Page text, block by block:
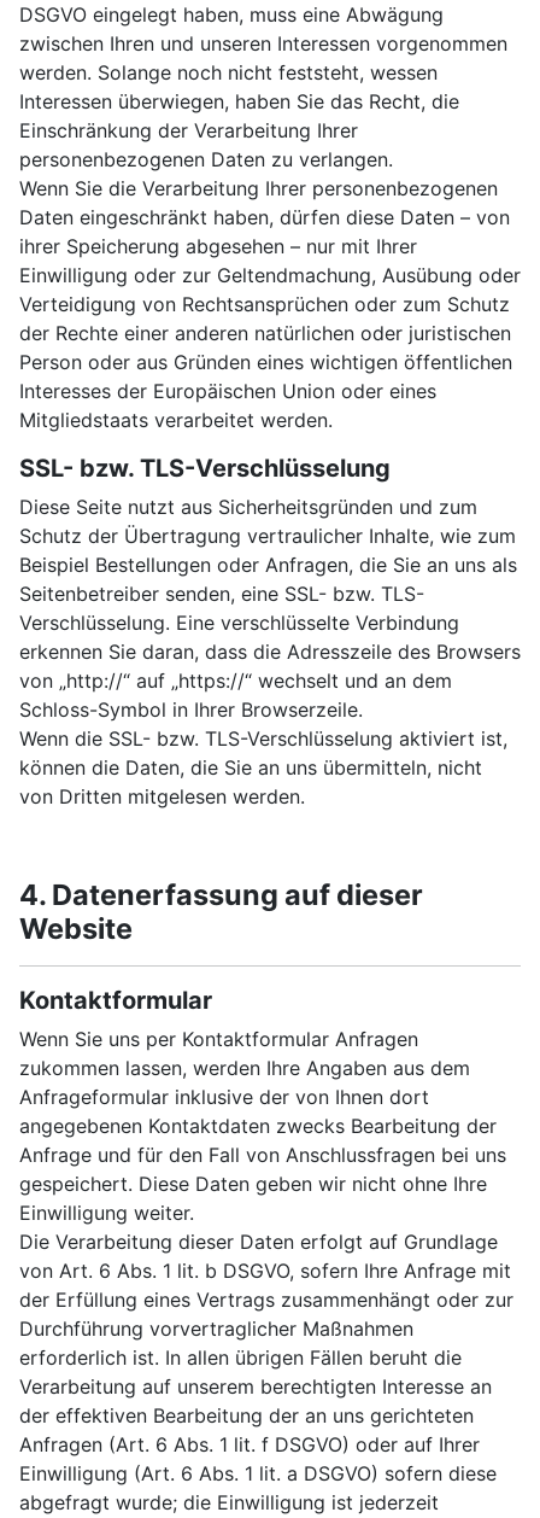
DSGVO eingelegt haben, muss eine Abwägung
zwischen Ihren und unseren Interessen vorgenommen
werden. Solange noch nicht feststeht, wessen
Interessen überwiegen, haben Sie das Recht, die
Einschränkung der Verarbeitung Ihrer
personenbezogenen Daten zu verlangen.
Wenn Sie die Verarbeitung Ihrer personenbezogenen
Daten eingeschränkt haben, dürfen diese Daten – von
ihrer Speicherung abgesehen – nur mit Ihrer
Einwilligung oder zur Geltendmachung, Ausübung oder
Verteidigung von Rechtsansprüchen oder zum Schutz
der Rechte einer anderen natürlichen oder juristischen
Person oder aus Gründen eines wichtigen öffentlichen
Interesses der Europäischen Union oder eines
Mitgliedstaats verarbeitet werden.
SSL- bzw. TLS-Verschlüsselung
Diese Seite nutzt aus Sicherheitsgründen und zum
Schutz der Übertragung vertraulicher Inhalte, wie zum
Beispiel Bestellungen oder Anfragen, die Sie an uns als
Seitenbetreiber senden, eine SSL- bzw. TLS-
Verschlüsselung. Eine verschlüsselte Verbindung
erkennen Sie daran, dass die Adresszeile des Browsers
von „http://“ auf „https://“ wechselt und an dem
Schloss-Symbol in Ihrer Browserzeile.
Wenn die SSL- bzw. TLS-Verschlüsselung aktiviert ist,
können die Daten, die Sie an uns übermitteln, nicht
von Dritten mitgelesen werden.
4. Datenerfassung auf dieser
Website
Kontaktformular
Wenn Sie uns per Kontaktformular Anfragen
zukommen lassen, werden Ihre Angaben aus dem
Anfrageformular inklusive der von Ihnen dort
angegebenen Kontaktdaten zwecks Bearbeitung der
Anfrage und für den Fall von Anschlussfragen bei uns
gespeichert. Diese Daten geben wir nicht ohne Ihre
Einwilligung weiter.
Die Verarbeitung dieser Daten erfolgt auf Grundlage
von Art. 6 Abs. 1 lit. b DSGVO, sofern Ihre Anfrage mit
der Erfüllung eines Vertrags zusammenhängt oder zur
Durchführung vorvertraglicher Maßnahmen
erforderlich ist. In allen übrigen Fällen beruht die
Verarbeitung auf unserem berechtigten Interesse an
der effektiven Bearbeitung der an uns gerichteten
Anfragen (Art. 6 Abs. 1 lit. f DSGVO) oder auf Ihrer
Einwilligung (Art. 6 Abs. 1 lit. a DSGVO) sofern diese
abgefragt wurde; die Einwilligung ist jederzeit